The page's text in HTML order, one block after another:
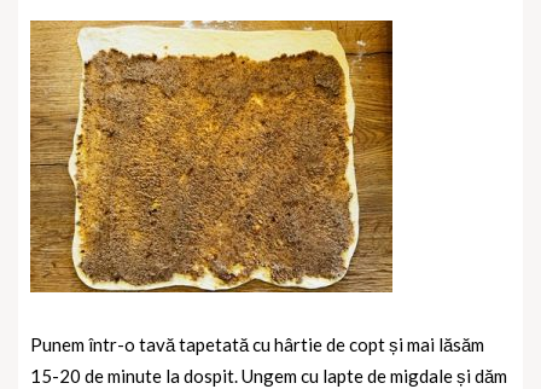
Punem într-o tavă tapetată cu hârtie de copt și mai lăsăm
15-20 de minute la dospit.Ungem cu lapte de migdale și dăm